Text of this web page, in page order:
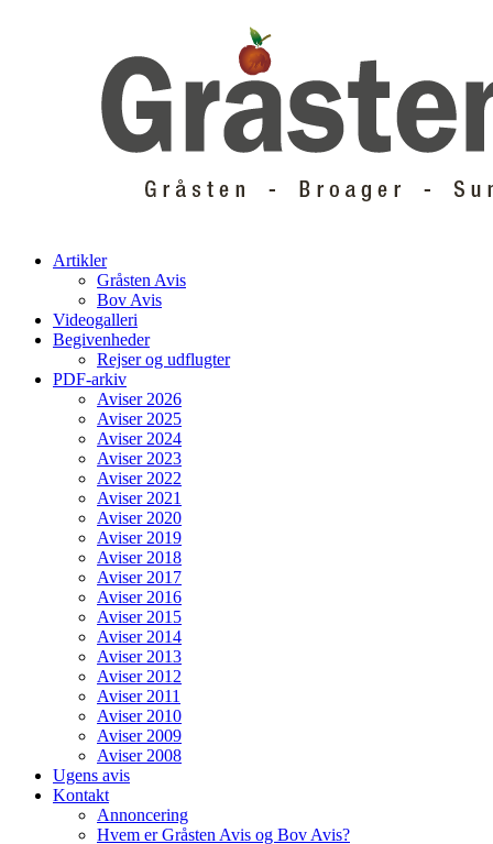
Artikler
Gråsten Avis
Bov Avis
Videogalleri
Begivenheder
Rejser og udflugter
PDF-arkiv
Aviser 2026
Aviser 2025
Aviser 2024
Aviser 2023
Aviser 2022
Aviser 2021
Aviser 2020
Aviser 2019
Aviser 2018
Aviser 2017
Aviser 2016
Aviser 2015
Aviser 2014
Aviser 2013
Aviser 2012
Aviser 2011
Aviser 2010
Aviser 2009
Aviser 2008
Ugens avis
Kontakt
Annoncering
Hvem er Gråsten Avis og Bov Avis?